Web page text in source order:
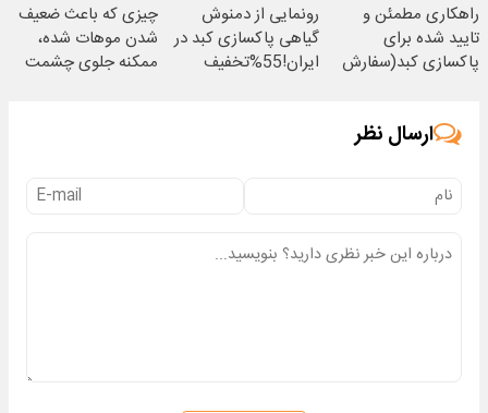
راهکاری مطمئن و
تایید شده برای
پاکسازی کبد(سفارش
رونمایی از دمنوش
گیاهی پاکسازی کبد در
ایران!55%تخفیف
چیزی که باعث ضعیف
شدن موهات شده،
ممکنه جلوی چشمت
ارسال نظر